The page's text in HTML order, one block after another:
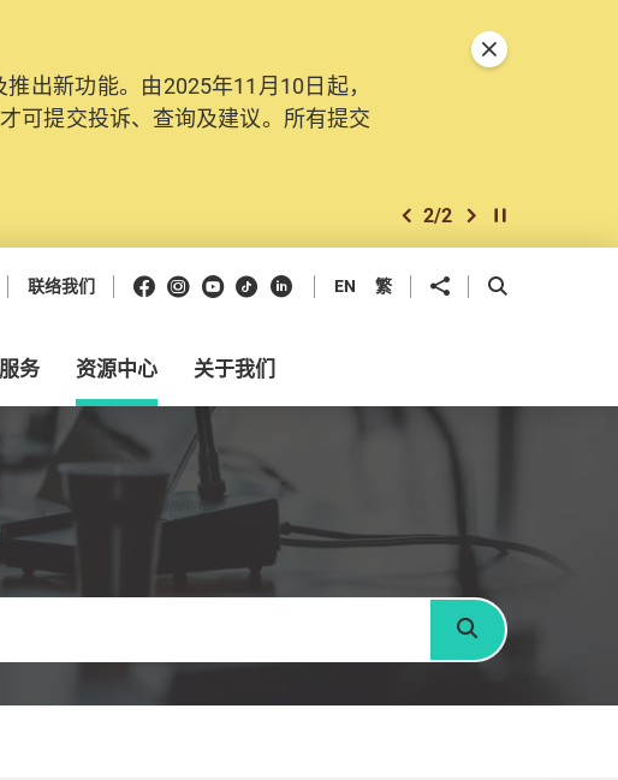
出新功能。由2025年11月10日起，
可提交投诉、查询及建议。所有提交
上一个
2/2 下一个开始/暂停幻灯
关闭特別通告
联络我们 Facebook
Instagram
Youtube
抖音领英 EN 繁 分享到 开启搜寻框
务 资源中心 关于我们
搜寻